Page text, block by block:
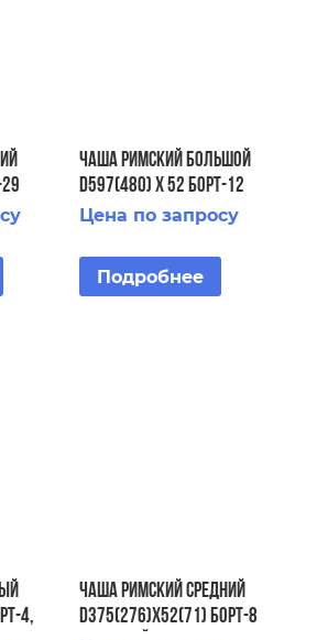
ЧАША Римский большой
D597(480) х 52 Борт-12
Тумбы-4 Пороги -16
Цена по запросу
Подробнее
4,
ЧАША Римский средний
D375(276)х52(71) Борт-8